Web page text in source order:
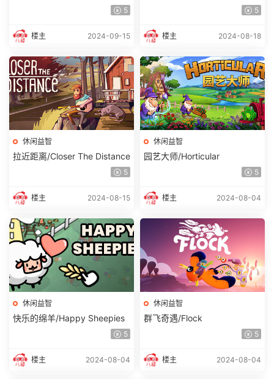
5
楼主 2024-09-15
5
楼主 2024-08-18
休闲益智
拉近距离/Closer The Distance
5
楼主 2024-08-15
休闲益智
园艺大师/Horticular
5
楼主 2024-08-04
休闲益智
快乐的绵羊/Happy Sheepies
5
楼主 2024-08-04
休闲益智
群飞奇遇/Flock
5
楼主 2024-08-04